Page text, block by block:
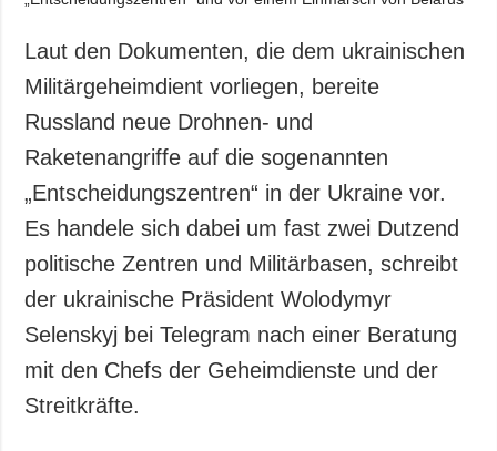
Laut den Dokumenten, die dem ukrainischen
Militärgeheimdient vorliegen, bereite
Russland neue Drohnen- und
Raketenangriffe auf die sogenannten
„Entscheidungszentren“ in der Ukraine vor.
Es handele sich dabei um fast zwei Dutzend
politische Zentren und Militärbasen, schreibt
der ukrainische Präsident Wolodymyr
Selenskyj bei Telegram nach einer Beratung
mit den Chefs der Geheimdienste und der
Streitkräfte.